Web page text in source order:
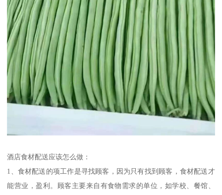
酒店食材配送应该怎么做：
1、食材配送的项工作是寻找顾客，因为只有找到顾客，食材配送才
能营业，盈利。顾客主要来自有食物需求的单位，如学校、餐馆、